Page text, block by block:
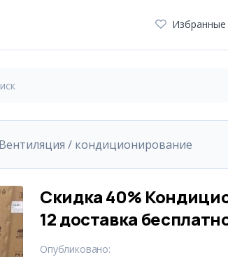
Избранные
Вентиляция / кондиционирование
Скидка 40%
12 доставка
Опубликовано: